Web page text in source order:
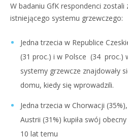
W badaniu GfK respondenci
istniejącego systemu grzewczego:
Jedna trzecia w Republice
(31 proc.) i w Polsce (34 proc.)
systemy grzewcze znajdowały
domu, kiedy się wprowadzili.
Jedna trzecia w Chorwacji
Austrii (31%) kupiła swój
10 lat temu